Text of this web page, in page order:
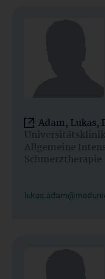
Adam,
Allgemeine
Schmerztherapie